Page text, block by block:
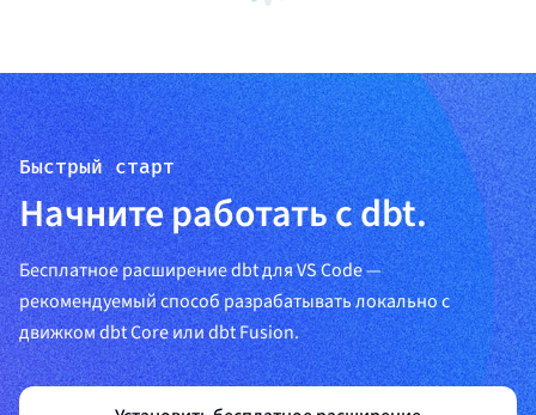
Быстрый старт
Начните работать с dbt.
Бесплатное расширение dbt для VS Code —
рекомендуемый способ разрабатывать локально с
движком dbt Core или dbt Fusion.